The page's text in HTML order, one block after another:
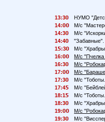
13:3
НУМО
14:
М/с
14:3
М/с
14:4
"Забавные".
1
:3
М/с
16:
М/с
16:3
М/с
17:
М/с
17:3
М/с
17:4
М/с
18:1
М/с
18:3
М/с
19:
М/с
19:3
М/с